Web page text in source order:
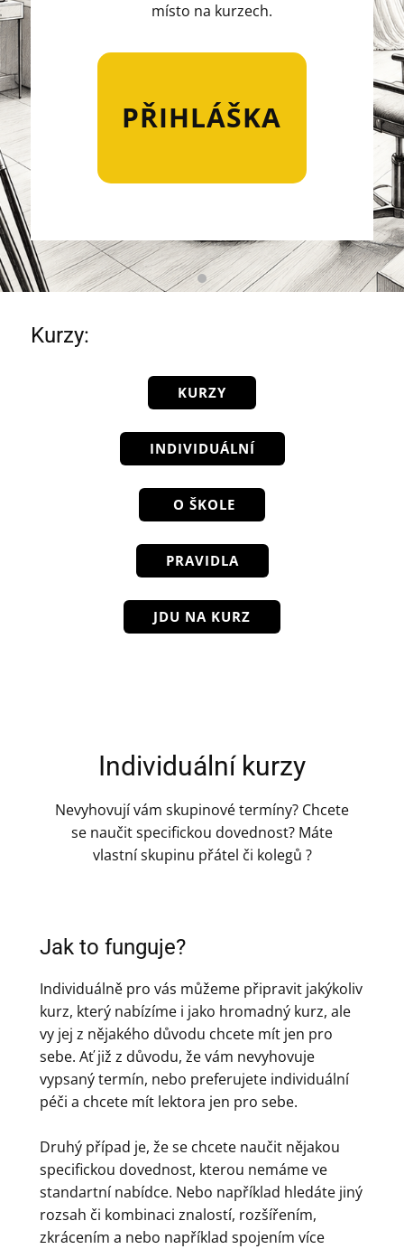
místo na kurzech.
PŘIHLÁŠKA
KURZY
INDIVIDUÁLNÍ
O ŠKOLE
PRAVIDLA
JDU NA KURZ
Kurzy:
Individuální kurzy
Nevyhovují vám skupinové termíny? Chcete
se naučit specifickou dovednost? Máte
vlastní skupinu přátel či kolegů ?
Jak to funguje?
Individuálně pro vás můžeme připravit jakýkoliv
kurz, který nabízíme i jako hromadný kurz, ale
vy jej z nějakého důvodu chcete mít jen pro
sebe. Ať již z důvodu, že vám nevyhovuje
vypsaný termín, nebo preferujete individuální
péči a chcete mít lektora jen pro sebe.
Druhý případ je, že se chcete naučit nějakou
specifickou dovednost, kterou nemáme ve
standartní nabídce. Nebo například hledáte jiný
rozsah či kombinaci znalostí, rozšířením,
zkrácením a nebo například spojením více